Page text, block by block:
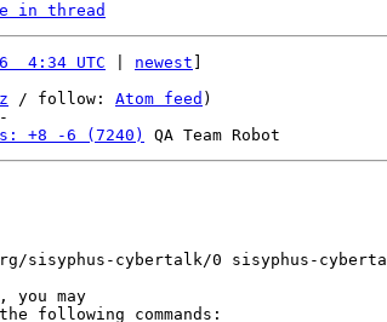
in thread
4:34 UTC newest
/ follow: Atom feed )
+8 -6 (7240)